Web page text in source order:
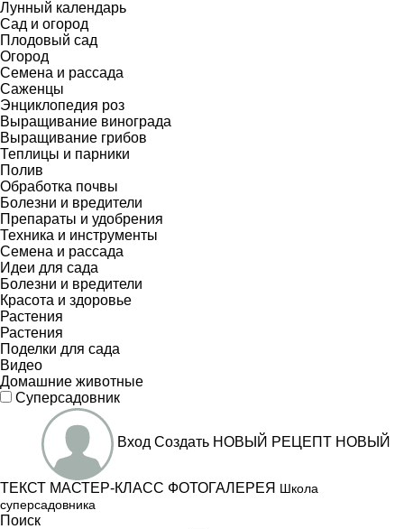
Лунный календарь
Сад и огород
Плодовый сад
Огород
Семена и рассада
Саженцы
Энциклопедия роз
Выращивание винограда
Выращивание грибов
Теплицы и парники
Полив
Обработка почвы
Болезни и вредители
Препараты и удобрения
Техника и инструменты
Семена и рассада
Идеи для сада
Болезни и вредители
Красота и здоровье
Растения
Растения
Поделки для сада
Видео
Домашние животные
Суперсадовник
Вход Создать НОВЫЙ РЕЦЕПТ НОВЫЙ
ТЕКСТ МАСТЕР-КЛАСС ФОТОГАЛЕРЕЯ Школа
суперсадовника
Поиск